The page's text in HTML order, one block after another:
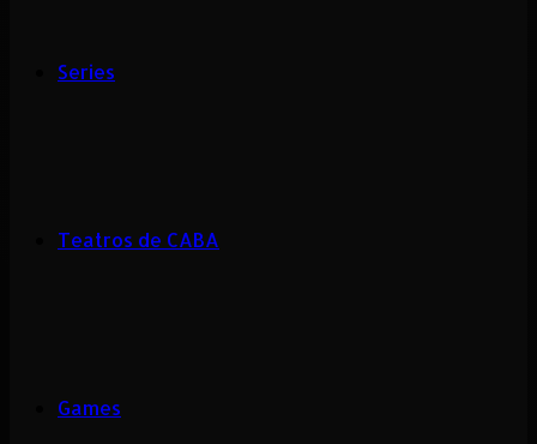
Series
Teatros de CABA
Games